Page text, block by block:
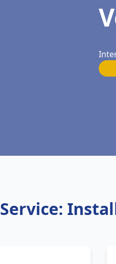
Service: